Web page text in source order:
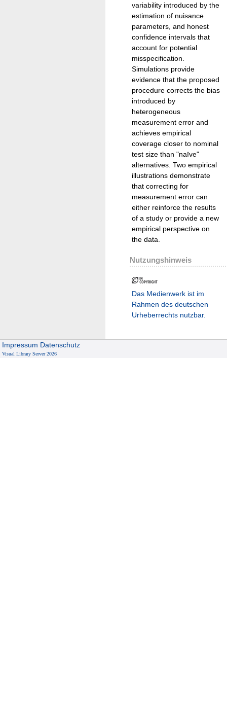
variability introduced by the
estimation of nuisance
parameters, and honest
confidence intervals that
account for potential
misspecification.
Simulations provide
evidence that the proposed
procedure corrects the bias
introduced by
heterogeneous
measurement error and
achieves empirical
coverage closer to nominal
test size than "naïve"
alternatives. Two empirical
illustrations demonstrate
that correcting for
measurement error can
either reinforce the results
of a study or provide a new
empirical perspective on
the data.
Nutzungshinweis
Das Medienwerk ist im
Rahmen des deutschen
Urheberrechts nutzbar.
Impressum Datenschutz
Visual Library Server 2026